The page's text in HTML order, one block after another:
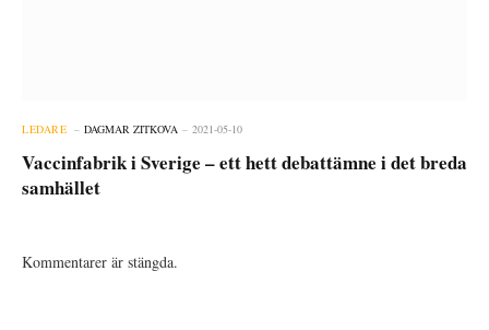
LEDARE DAGMAR ZITKOVA 2021-05-10
Vaccinfabrik i Sverige – ett hett debattämne i det breda
samhället
Kommentarer är stängda.